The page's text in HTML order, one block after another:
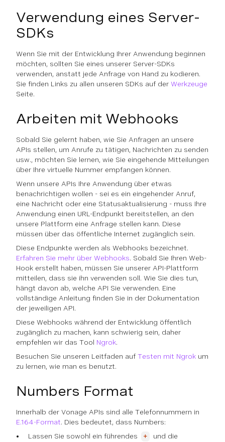
Verwendung eines Server-
SDKs
Wenn Sie mit der Entwicklung Ihrer Anwendung beginnen
möchten, sollten Sie eines unserer Server-SDKs
verwenden, anstatt jede Anfrage von Hand zu kodieren.
Sie finden Links zu allen unseren SDKs auf der Werkzeuge
Seite.
Arbeiten mit Webhooks
Sobald Sie gelernt haben, wie Sie Anfragen an unsere
APIs stellen, um Anrufe zu tätigen, Nachrichten zu senden
usw., möchten Sie lernen, wie Sie eingehende Mitteilungen
über Ihre virtuelle Nummer empfangen können.
Wenn unsere APIs Ihre Anwendung über etwas
benachrichtigen wollen - sei es ein eingehender Anruf,
eine Nachricht oder eine Statusaktualisierung - muss Ihre
Anwendung einen URL-Endpunkt bereitstellen, an den
unsere Plattform eine Anfrage stellen kann. Diese
müssen über das öffentliche Internet zugänglich sein.
Diese Endpunkte werden als Webhooks bezeichnet.
Erfahren Sie mehr über Webhooks. Sobald Sie Ihren Web-
Hook erstellt haben, müssen Sie unserer API-Plattform
mitteilen, dass sie ihn verwenden soll. Wie Sie dies tun,
hängt davon ab, welche API Sie verwenden. Eine
vollständige Anleitung finden Sie in der Dokumentation
der jeweiligen API.
Diese Webhooks während der Entwicklung öffentlich
zugänglich zu machen, kann schwierig sein, daher
empfehlen wir das Tool Ngrok.
Besuchen Sie unseren Leitfaden auf Testen mit Ngrok um
zu lernen, wie man es benutzt.
Numbers Format
Innerhalb der Vonage APIs sind alle Telefonnummern in
E.164-Format. Dies bedeutet, dass Numbers:
Lassen Sie sowohl ein führendes
+
und die